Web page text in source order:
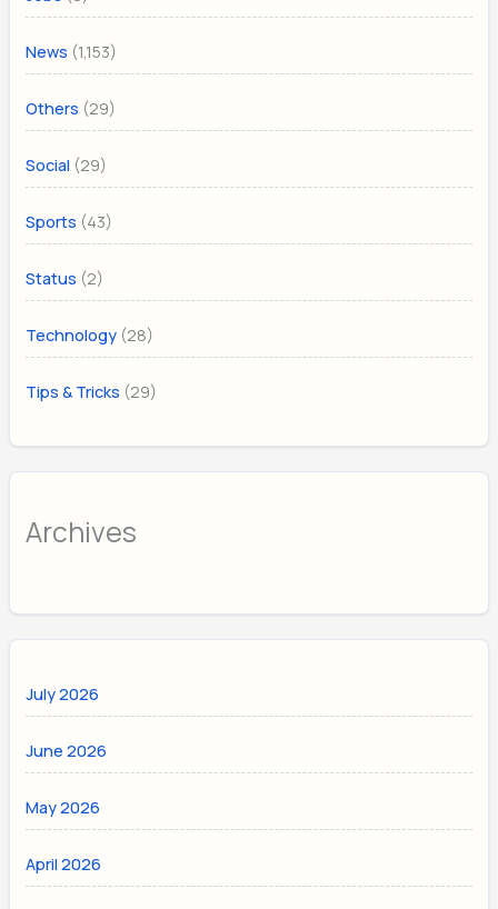
News (1,153)
Others (29)
Social (29)
Sports (43)
Status (2)
Technology (28)
Tips & Tricks (29)
Archives
July 2026
June 2026
May 2026
April 2026